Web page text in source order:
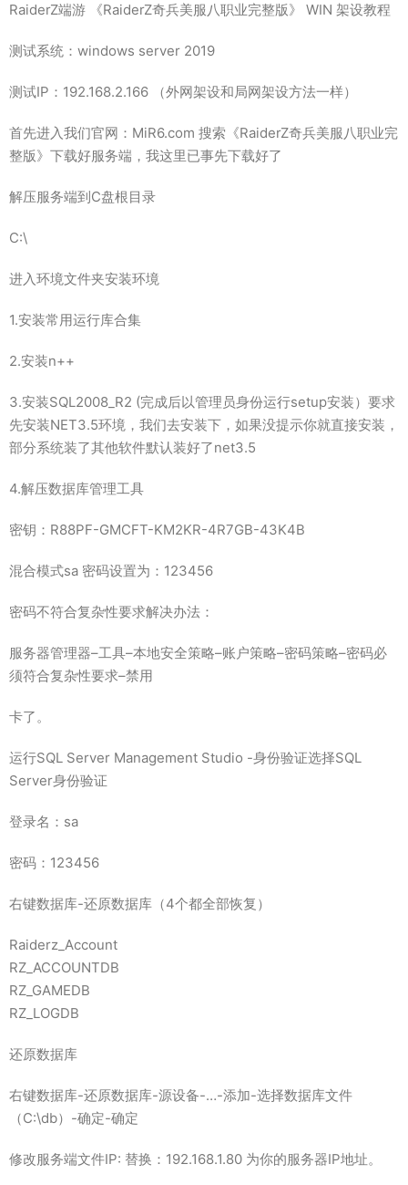
RaiderZ端游 《RaiderZ奇兵美服八职业完整版》 WIN 架设教程
测试系统：windows server 2019
测试IP：192.168.2.166 （外网架设和局网架设方法一样）
首先进入我们官网：MiR6.com 搜索《RaiderZ奇兵美服八职业完
整版》下载好服务端，我这里已事先下载好了
解压服务端到C盘根目录
C:\
进入环境文件夹安装环境
1.安装常用运行库合集
2.安装n++
3.安装SQL2008_R2 (完成后以管理员身份运行setup安装）要求
先安装NET3.5环境，我们去安装下，如果没提示你就直接安装，
部分系统装了其他软件默认装好了net3.5
4.解压数据库管理工具
密钥：R88PF-GMCFT-KM2KR-4R7GB-43K4B
混合模式sa 密码设置为：123456
密码不符合复杂性要求解决办法：
服务器管理器–工具–本地安全策略–账户策略–密码策略–密码必
须符合复杂性要求–禁用
卡了。
运行SQL Server Management Studio -身份验证选择SQL
Server身份验证
登录名：sa
密码：123456
右键数据库-还原数据库（4个都全部恢复）
Raiderz_Account
RZ_ACCOUNTDB
RZ_GAMEDB
RZ_LOGDB
还原数据库
右键数据库-还原数据库-源设备-…-添加-选择数据库文件
（C:\db）-确定-确定
修改服务端文件IP: 替换：192.168.1.80 为你的服务器IP地址。